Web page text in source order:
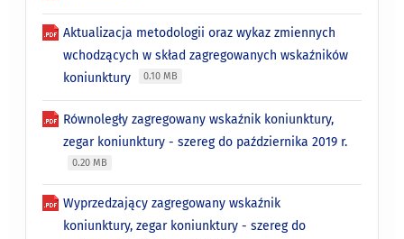
Aktualizacja metodologii oraz wykaz zmiennych
wchodzących w skład zagregowanych wskaźników
koniunktury
0.10 MB
Równoległy zagregowany wskaźnik koniunktury,
zegar koniunktury - szereg do października 2019 r.
0.20 MB
Wyprzedzający zagregowany wskaźnik
koniunktury, zegar koniunktury - szereg do